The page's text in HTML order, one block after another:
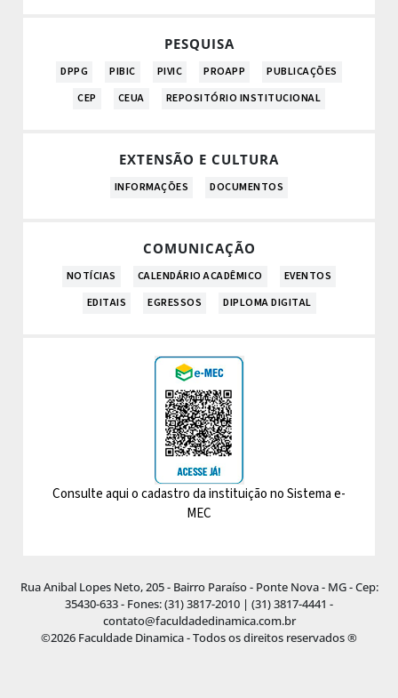
PESQUISA
DPPG PIBIC PIVIC PROAPP
PUBLICAÇÕES
CEP
CEUA REPOSITÓRIO INSTITUCIONAL
EXTENSÃO E CULTURA
INFORMAÇÕES DOCUMENTOS
COMUNICAÇÃO
NOTÍCIAS CALENDÁRIO ACADÊMICO
EVENTOS
EDITAIS
EGRESSOS DIPLOMA DIGITAL
Consulte aqui o cadastro da instituição no Sistema e-
MEC
Rua Anibal Lopes Neto, 205 - Bairro Paraíso - Ponte Nova - MG - Cep:
35430-633 - Fones: (31) 3817-2010 | (31) 3817-4441 -
contato@faculdadedinamica.com.br
©2026 Faculdade Dinamica - Todos os direitos reservados ®